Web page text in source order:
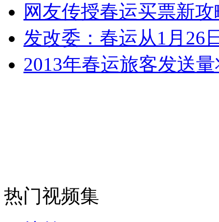
走！跟着总书记去植树
消防员救轻生者 花炮节热闹非凡 减压"枕头大战"
网友传授春运买票新攻
发改委：春运从1月26
2013年春运旅客发送
热门视频集